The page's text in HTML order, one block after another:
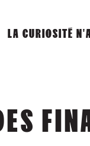
LA CURIOSITÉ